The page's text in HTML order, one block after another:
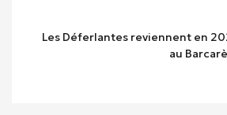
Les Déferlantes reviennent en
au